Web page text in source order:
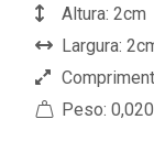
Altura: 2cm
Largura:
Peso: